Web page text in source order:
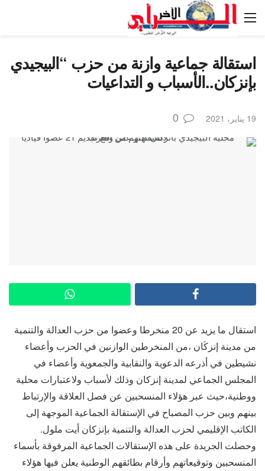
استقالة جماعية وازنة من حزب “البيجيدي
بإنزكان..الأسباب و التداعيات
19 يناير، 2021 0
استقال ما يزيد عن 20 منخرطا وعضوا من حزب العدالة والتنمية
من مدينة إنزكَان ،من المنخرطين الوازنين في الحزب وأعضاء
نشيطين في أذرعه الدعوية والنقابية والجمعوية وأعضاء في
المجلس الجماعي لمدينة إنزكان وذلك لأسباب ولاعتبارات محلية
ووطنية،حيث عبر هؤلاء المنسحبين عن فصل العلاقة والإرتباط
بينهم وبين حزب المصباح في الإستقالة الجماعية الموجهة إلى
الكاتب الإقليمي لحزب العدالة والتنمية بإنزكان أيت ملول.
وحصلت الجريدة على هذه الإستقالات الجماعية المرفوقة بأسماء
المنسحبين وتوقيعاتهم وأرقام بطائقهم الوطنية يعلن فيها هؤلاء